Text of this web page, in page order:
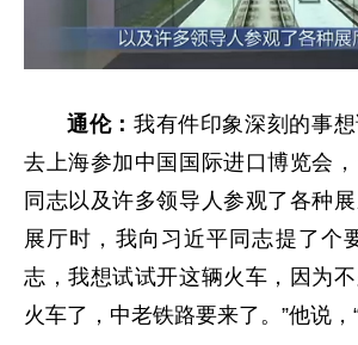
通伦： 我有件印象深刻的事
去上海参加中国国际进口博览会
同志以及许多领导人参观了各种
展厅时，我向习近平同志提了个
志，我想试试开这辆火车，因为
火车了，中老铁路要来了。”他说，